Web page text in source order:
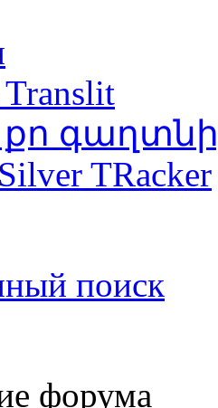
քո
TRacker
поиск
форума